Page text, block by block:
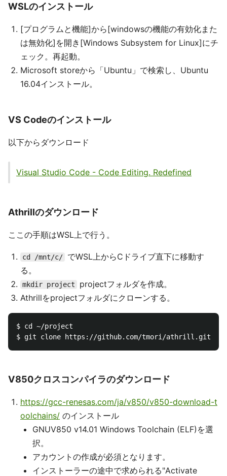
WSLのインストール
[プログラムと機能]から[windowsの機能の有効化また
は無効化]を開き[Windows Subsystem for Linux]にチ
ェック。再起動。
Microsoft storeから「Ubuntu」で検索し、Ubuntu
16.04インストール。
VS Codeのインストール
以下からダウンロード
Visual Studio Code - Code Editing. Redefined
Athrillのダウンロード
ここの手順はWSL上で行う。
cd /mnt/c/
でWSL上からCドライブ直下に移動す
る。
mkdir project
projectフォルダを作成。
Athrillをprojectフォルダにクローンする。
$ cd ~/project
V850クロスコンパイラのダウンロード
https://gcc-renesas.com/ja/v850/v850-download-t
oolchains/ のインストール
GNUV850 v14.01 Windows Toolchain (ELF)を選
択。
アカウントの作成が必須となります。
インストーラーの途中で求められる"Activate